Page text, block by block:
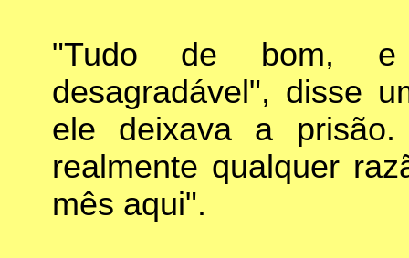
"Tudo de bom, e
desagradável", disse
ele deixava a
realmente qualquer
mês aqui".